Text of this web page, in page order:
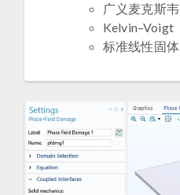
广义麦克斯韦
Kelvin–Voigt
标准线性固体